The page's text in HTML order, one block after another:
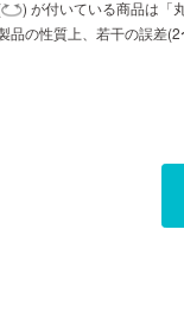
) が付いている商品は「
品の性質上、若干の誤差(2